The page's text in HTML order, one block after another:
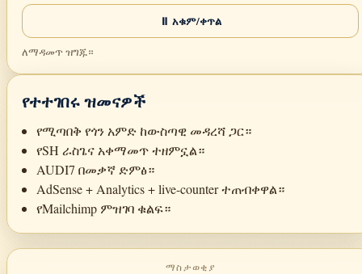
⏸ አቁም/ቀጥል
ለማዳመጥ ዝግጁ።
የተተገበሩ ዝመናዎች
የሚጣበቅ የጎን አምድ ከውስጣዊ መዳረሻ ጋር።
የSH ራስጌና አቀማመጥ ተዘምኗል።
AUDI7 በመቃኛ ድምፅ።
AdSense + Analytics + live-counter ተጠብቀዋል።
የMailchimp ምዝገባ ቁልፍ።
ማስታወቂያ